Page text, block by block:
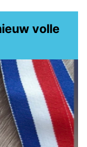
volle